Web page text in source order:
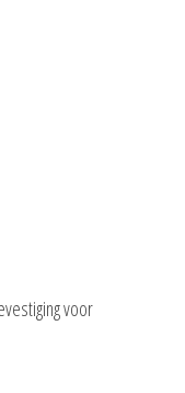
voor